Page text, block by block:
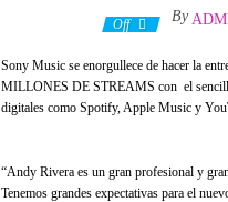
Off By
Sony Music se enorgullece de hacer la
MILLONES DE STREAMS con el
digitales como Spotify, Apple Music y
“Andy Rivera es un gran profesional y
Tenemos grandes expectativas para el